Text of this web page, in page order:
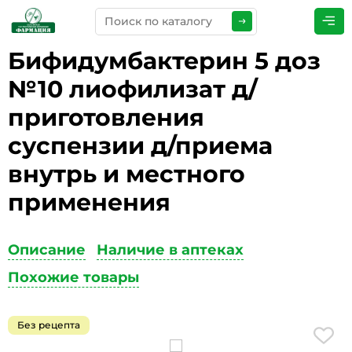
Бифидумбактерин 5 доз
№10 лиофилизат д/
приготовления
суспензии д/приема
внутрь и местного
применения
Описание
Наличие в аптеках
Похожие товары
Без рецепта
ПРЕДСТАВЬТЕСЬ
ТЕЛЕФОН*